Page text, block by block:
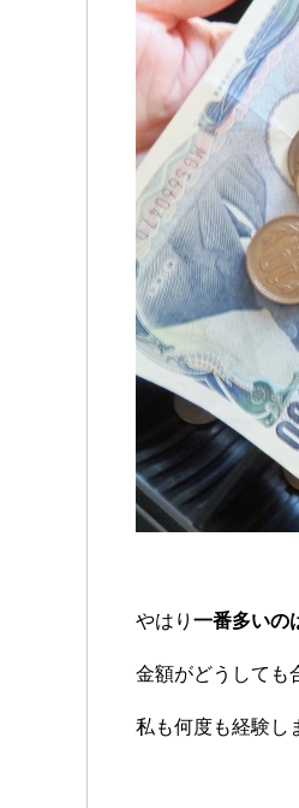
やはり 一番多いの
金額がどうしても
私も何度も経験し